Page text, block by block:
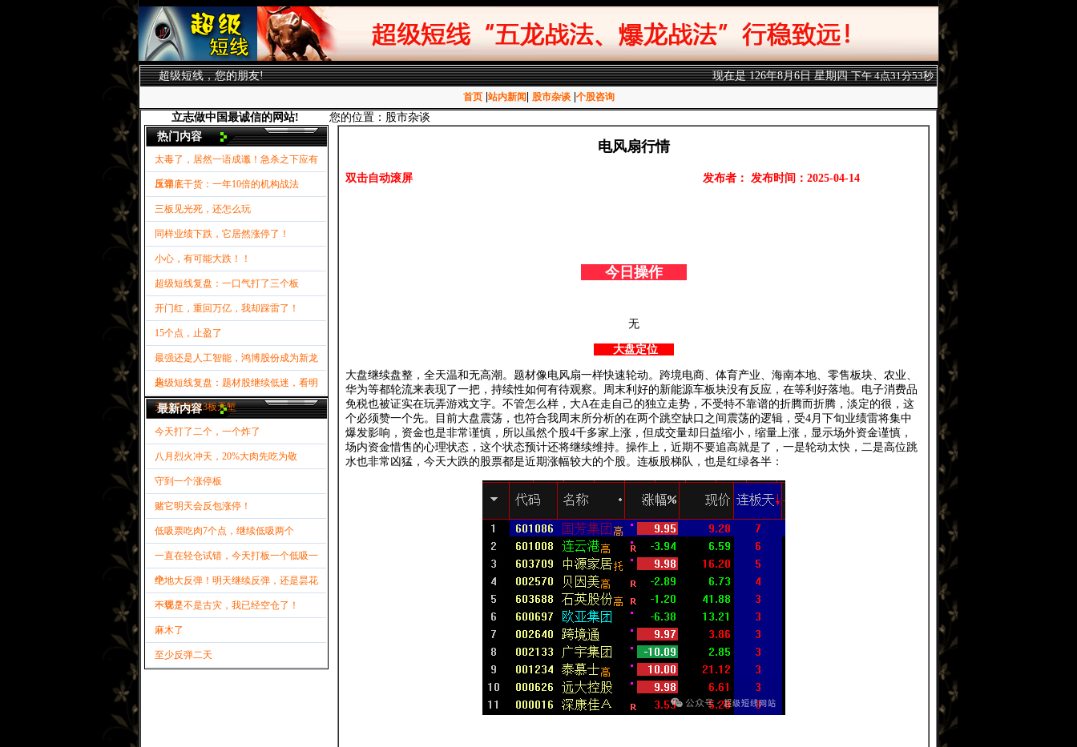
超级短线，您的朋友! 现在是126年8月6日 星期四下午 4点31分54秒
首页| 站内新闻| 股市杂谈| 个股咨询
立志做中国最诚信的网站!
您的位置：股市杂谈
热门内容
太毒了，居然一语成谶！急杀之下应有
反弹！
压箱底干货：一年10倍的机构战法
三板见光死，还怎么玩
同样业绩下跌，它居然涨停了！
小心，有可能大跌！！
超级短线复盘：一口气打了三个板
开门红，重回万亿，我却踩雷了！
15个点，止盈了
最强还是人工智能，鸿博股份成为新龙
头
超级短线复盘：题材股继续低迷，看明
天能否突破3板天堑
最新内容
今天打了二个，一个炸了
八月烈火冲天，20%大肉先吃为敬
守到一个涨停板
赌它明天会反包涨停！
低吸票吃肉7个点，继续低吸两个
一直在轻仓试错，今天打板一个低吸一
个
绝地大反弹！明天继续反弹，还是昙花
一现？
不管是不是古灾，我已经空仓了！
麻木了
至少反弹二天
电风扇行情
双击自动滚屏 发布者： 发布时间：2025-04-14
今日操作
无
大盘定位
大盘继续盘整，全天温和无高潮。题材像电风扇一样快速轮动。跨境电商、体育产业、海南本地、零售板块、农业、
华为等都轮流来表现了一把，持续性如何有待观察。周末利好的新能源车板块没有反应，在等利好落地。电子消费品
免税也被证实在玩弄游戏文字。不管怎么样，大A在走自己的独立走势，不受特不靠谱的折腾而折腾，淡定的很，这
个必须赞一个先。目前大盘震荡，也符合我周末所分析的在两个跳空缺口之间震荡的逻辑，受4月下旬业绩雷将集中
爆发影响，资金也是非常谨慎，所以虽然个股4千多家上涨，但成交量却日益缩小，缩量上涨，显示场外资金谨慎，
场内资金惜售的心理状态，这个状态预计还将继续维持。操作上，近期不要追高就是了，一是轮动太快，二是高位跳
水也非常凶猛，今天大跌的股票都是近期涨幅较大的个股。连板股梯队，也是红绿各半：